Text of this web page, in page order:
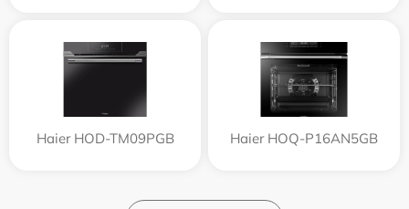
Haier HOD-TM09PGB Haier HOQ-P16AN5GB